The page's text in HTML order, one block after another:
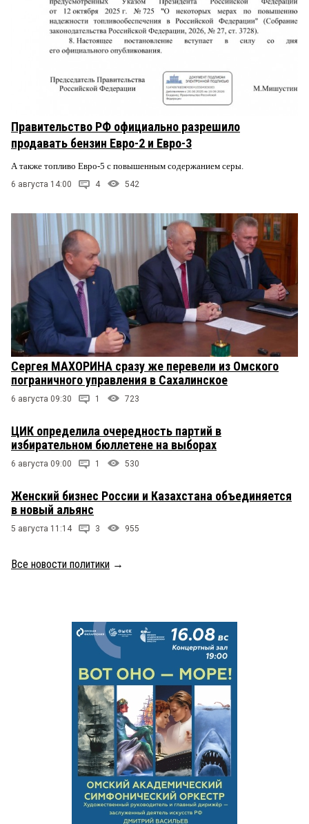
Правительство РФ официально разрешило
продавать бензин Евро-2 и Евро-3
А также топливо Евро-5 с повышенным содержанием серы.
6 августа 14:00 4 542
Сергея МАХОРИНА сразу же перевели из Омского
пограничного управления в Сахалинское
6 августа 09:30 1 723
ЦИК определила очередность партий в
избирательном бюллетене на выборах
6 августа 09:00 1 530
Женский бизнес России и Казахстана объединяется
в новый альянс
5 августа 11:14 3 955
Все новости политики →